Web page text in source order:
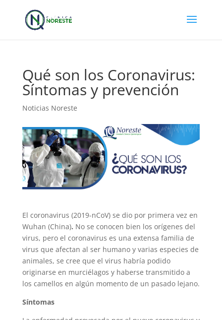
Qué son los Coronavirus:
Síntomas y prevención
Noticias Noreste
El coronavirus (2019-nCoV) se dio por primera vez en
Wuhan (China). No se conocen bien los orígenes del
virus, pero el coronavirus es una extensa familia de
virus que afectan al ser humano y varias especies de
animales, se cree que el virus habría podido
originarse en murciélagos y haberse transmitido a
los camellos en algún momento de un pasado lejano.
Síntomas